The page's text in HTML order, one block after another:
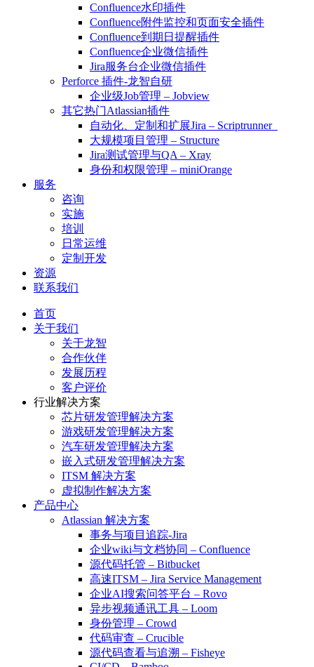
Confluence水印插件
Confluence附件监控和页面安全插件
Confluence到期日提醒插件
Confluence企业微信插件
Jira服务台企业微信插件
Perforce 插件-龙智自研
企业级Job管理 – Jobview
其它热门Atlassian插件
自动化、定制和扩展Jira – Scriptrunner
大规模项目管理 – Structure
Jira测试管理与QA – Xray
身份和权限管理 – miniOrange
服务
咨询
实施
培训
日常运维
定制开发
资源
联系我们
首页
关于我们
关于龙智
合作伙伴
发展历程
客户评价
行业解决方案
芯片研发管理解决方案
游戏研发管理解决方案
汽车研发管理解决方案
嵌入式研发管理解决方案
ITSM 解决方案
虚拟制作解决方案
产品中心
Atlassian 解决方案
事务与项目追踪-Jira
企业wiki与文档协同 – Confluence
源代码托管 – Bitbucket
高速ITSM – Jira Service Management
企业AI搜索问答平台 – Rovo
异步视频通讯工具 – Loom
身份管理 – Crowd
代码审查 – Crucible
源代码查看与追溯 – Fisheye